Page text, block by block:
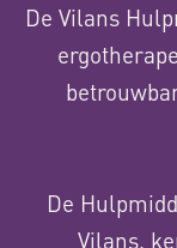
De Vilans
De
Vilans,